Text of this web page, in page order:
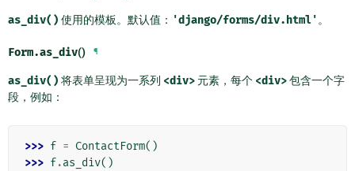
as_div() 使用的模板。默认值： 'django/forms/div.html' 。
Form.as_div() ¶
as_div() 将表单呈现为一系列 <div> 元素，每个 <div>包含一个字
段，例如：
>>> f = ContactForm()
>>> f.as_div()